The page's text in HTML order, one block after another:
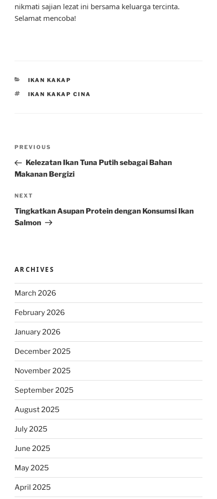
nikmati sajian lezat ini bersama keluarga tercinta.
Selamat mencoba!
CATEGORIES
IKAN KAKAP
TAGS
IKAN KAKAP CINA
Previous
Post
PREVIOUS
Kelezatan Ikan Tuna Putih sebagai Bahan
Makanan Bergizi
Next
Post
NEXT
Tingkatkan Asupan Protein dengan Konsumsi Ikan
Salmon
ARCHIVES
March 2026
February 2026
January 2026
December 2025
November 2025
September 2025
August 2025
July 2025
June 2025
May 2025
April 2025